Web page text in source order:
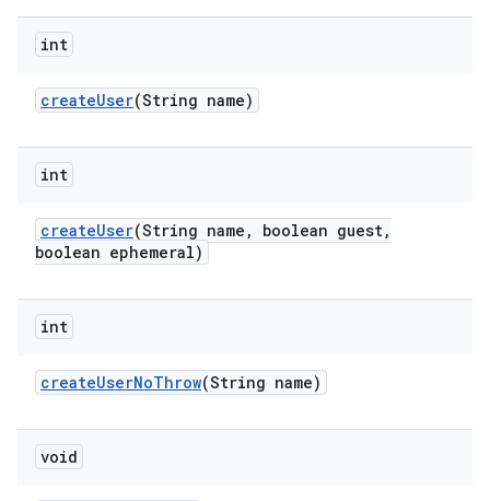
int
createUser(String name)
int
createUser(String name , boolean guest,
boolean ephemeral)
int
createUserNoThrow(String name)
void